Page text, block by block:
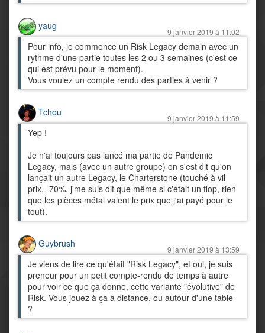
yaug
9 janvier 2019 à 11:02
Pour info, je commence un Risk Legacy demain avec un
rythme d'une partie toutes les 2 ou 3 semaines (c'est ce
qui est prévu pour le moment).
Vous voulez un compte rendu des parties à venir ?
Tchou
9 janvier 2019 à 11:59
Yep !
Je n'ai toujours pas lancé ma partie de Pandemic
Legacy, mais (avec un autre groupe) on s'est dit qu'on
lançait un autre Legacy, le Charterstone (touché à vil
prix, -70%, j'me suis dit que même si c'était un flop, rien
que les pièces métal valent le prix que j'ai payé pour le
tout).
Guybrush
9 janvier 2019 à 13:59
Je viens de lire ce qu'était "Risk Legacy", et oui, je suis
preneur pour un petit compte-rendu de temps à autre
pour voir ce que ça donne, cette variante "évolutive" de
Risk. Vous jouez à ça à distance, ou autour d'une table
?